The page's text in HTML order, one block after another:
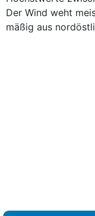
Der Wind weht
mäßig aus